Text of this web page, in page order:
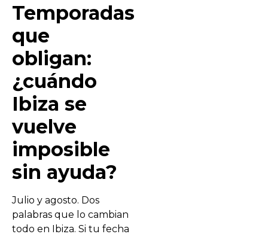
Temporadas
que
obligan:
¿cuándo
Ibiza se
vuelve
imposible
sin ayuda?
Julio y agosto. Dos
palabras que lo cambian
todo en Ibiza. Si tu fecha